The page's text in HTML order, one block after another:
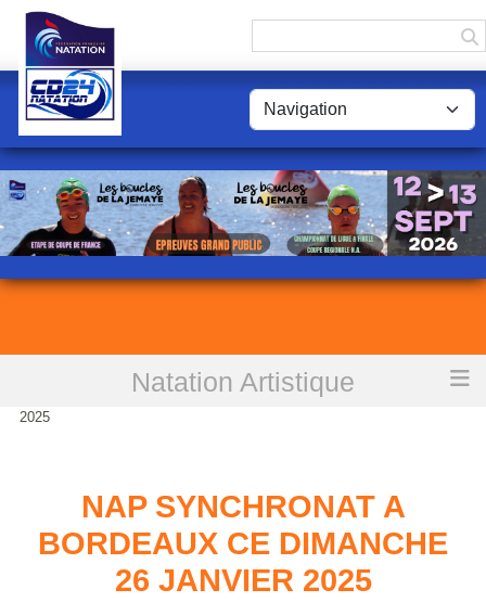
Natation Artistique
NAP synchronat a Bordeaux ce dimanche 26 janvier
2025
NAP SYNCHRONAT A
BORDEAUX CE DIMANCHE
26 JANVIER 2025
Panneau de gestion des cookies